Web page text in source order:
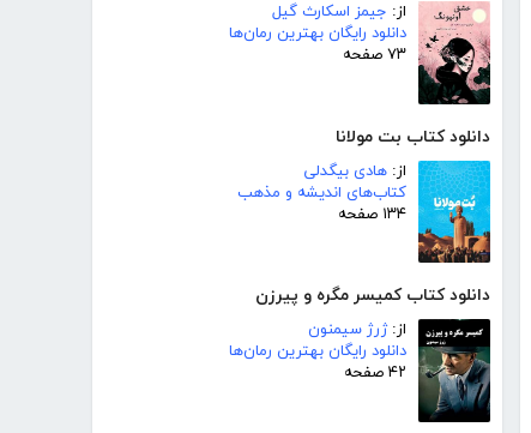
از: جیمز اسکارث گیل
دانلود رایگان بهترین رمان‌ها
۷۳ صفحه
دانلود کتاب بت مولانا
از: هادی بیگدلی
کتاب‌های اندیشه و مذهب
۱۳۴ صفحه
دانلود کتاب کمیسر مگره و پیرزن
از:ژرژ سیمنون
دانلود رایگان بهترین رمان‌ها
۴۲ صفحه